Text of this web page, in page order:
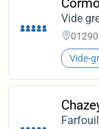
Vide
01290
Vide-